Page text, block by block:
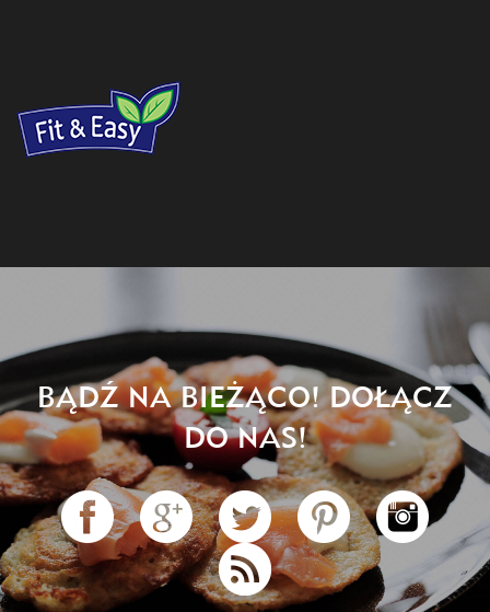
BĄDŹ NA BIEŻĄCO! DOŁĄCZ
DO NAS!